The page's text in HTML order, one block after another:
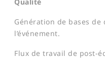
Génération de bases de
l’événement.
Flux de travail de post-